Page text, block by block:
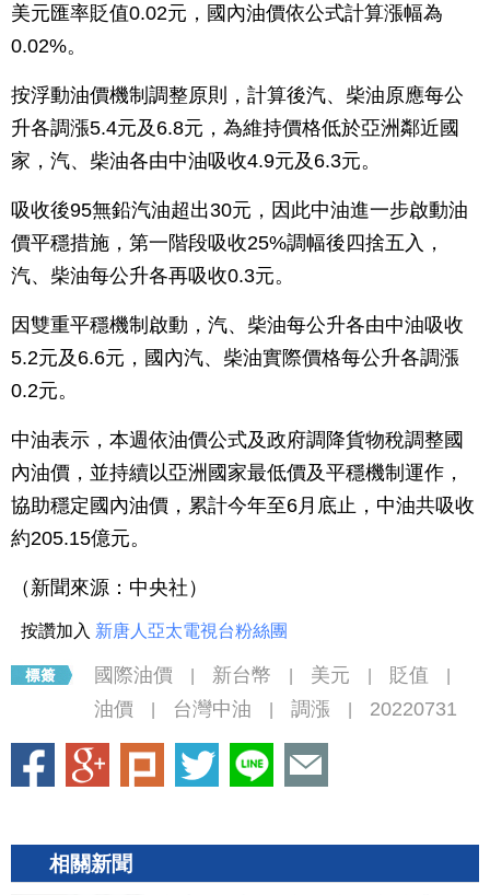
美元匯率貶值0.02元，國內油價依公式計算漲幅為
0.02%。
按浮動油價機制調整原則，計算後汽、柴油原應每公
升各調漲5.4元及6.8元，為維持價格低於亞洲鄰近國
家，汽、柴油各由中油吸收4.9元及6.3元。
吸收後95無鉛汽油超出30元，因此中油進一步啟動油
價平穩措施，第一階段吸收25%調幅後四捨五入，
汽、柴油每公升各再吸收0.3元。
因雙重平穩機制啟動，汽、柴油每公升各由中油吸收
5.2元及6.6元，國內汽、柴油實際價格每公升各調漲
0.2元。
中油表示，本週依油價公式及政府調降貨物稅調整國
內油價，並持續以亞洲國家最低價及平穩機制運作，
協助穩定國內油價，累計今年至6月底止，中油共吸收
約205.15億元。
（新聞來源：中央社）
按讚加入 新唐人亞太電視台粉絲團
國際油價 新台幣 美元 貶值
油價 台灣中油 調漲 20220731
相關新聞